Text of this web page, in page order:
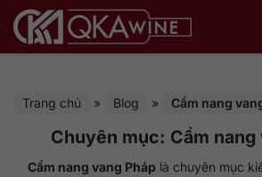
qua
Trang chủ » Blog » Cẩm nang
Chuyên mục: Cẩm nang
Cẩm nang vang Pháp là chuyên mục